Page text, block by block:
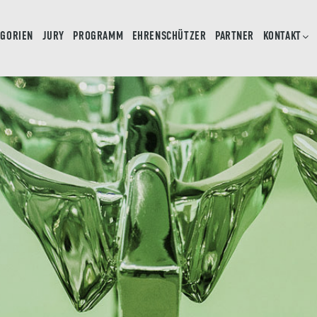
JURY PROGRAMM EHRENSCHÜTZER PARTNER KONTAKT